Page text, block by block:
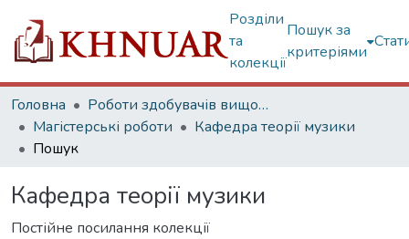
Розділи
та
колекції
Пошук за
критеріями
Головна
Роботи здобувачів вищої освіти
Магістерські роботи
Кафедра теорії музики
Пошук
Кафедра теорії музики
Постійне посилання колекції